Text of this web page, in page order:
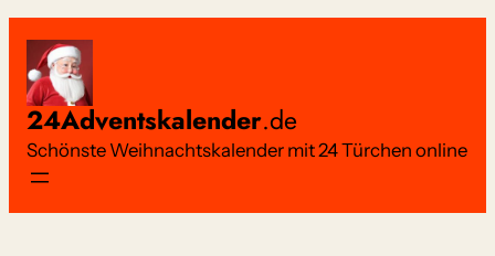
Inhalt
springen
24Adventskalender.de
Schönste Weihnachtskalender mit 24 Türchen online